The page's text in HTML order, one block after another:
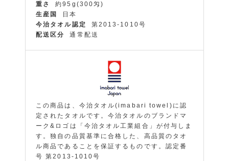
重さ
約95g(300匁)
生産国
日本
今治タオル認定
第2013-1010号
配送区分
通常配送
この商品は、今治タオル(imabari towel)に認
定されたタオルです。今治タオルのブランドマ
ーク&ロゴは「今治タオル工業組合」が付与しま
す。独自の品質基準に合格した、高品質のタオ
ル商品であることを保証するものです。認定番
号 第2013-1010号